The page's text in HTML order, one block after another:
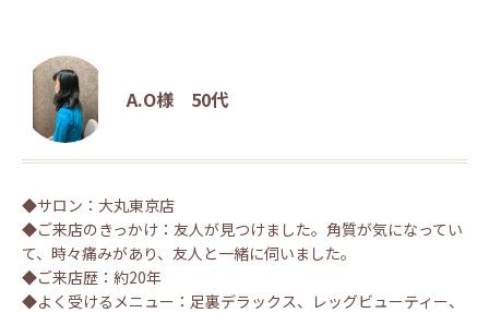
A.O様 50代
◆サロン：大丸東京店
◆ご来店のきっかけ：友人が見つけました。角質が気になってい
て、時々痛みがあり、友人と一緒に伺いました。
◆ご来店歴：約20年
◆よく受けるメニュー：足裏デラックス、レッグビューティー、